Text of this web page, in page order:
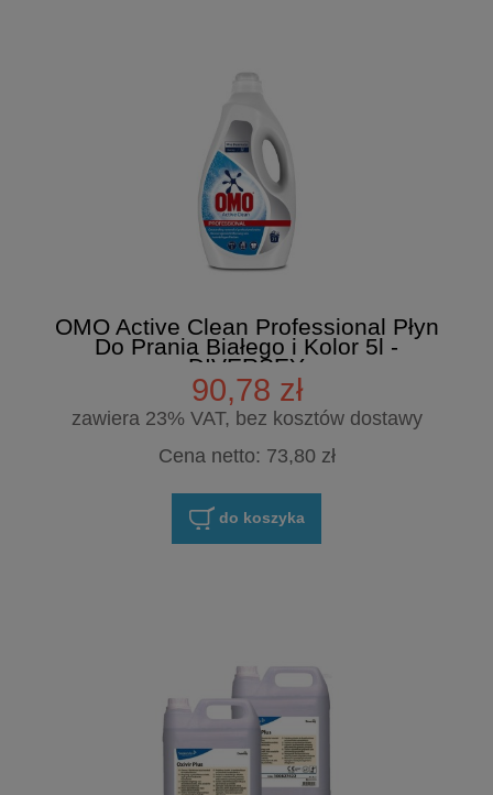
OMO Active Clean Professional Płyn
Do Prania Białego i Kolor 5l -
DIVERSEY
90,78 zł
zawiera 23% VAT, bez kosztów dostawy
Cena netto: 73,80 zł
do koszyka